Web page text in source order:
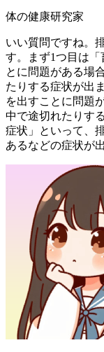
体の健康研究家
いい質問ですね。
す。まず1つ目は
とに問題がある場
たりする症状が出
を出すことに問題
中で途切れたりす
症状」といって、
あるなどの症状が